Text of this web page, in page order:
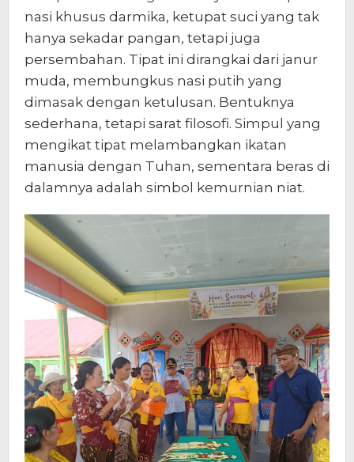
nasi khusus darmika, ketupat suci yang tak
hanya sekadar pangan, tetapi juga
persembahan. Tipat ini dirangkai dari janur
muda, membungkus nasi putih yang
dimasak dengan ketulusan. Bentuknya
sederhana, tetapi sarat filosofi. Simpul yang
mengikat tipat melambangkan ikatan
manusia dengan Tuhan, sementara beras di
dalamnya adalah simbol kemurnian niat.